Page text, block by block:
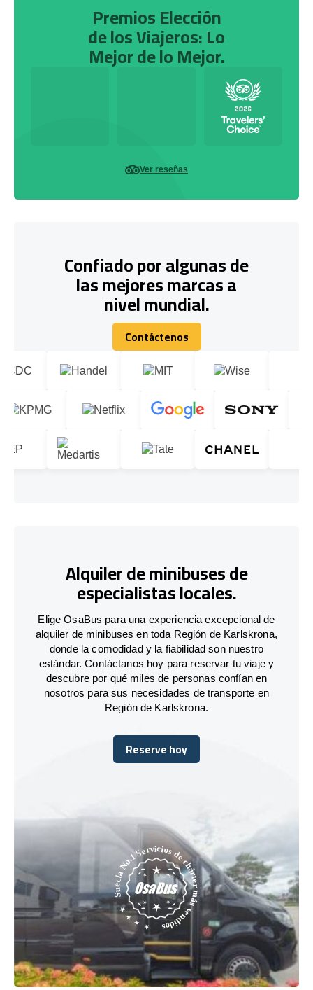
Premios Elección
de los Viajeros: Lo
Mejor de lo Mejor.
Ver reseñas
Confiado por algunas de
las mejores marcas a
nivel mundial.
Contáctenos
Contáctenos
Alquiler de minibuses de
especialistas locales.
Elige OsaBus para una experiencia excepcional de
alquiler de minibuses en toda Región de Karlskrona,
donde la comodidad y la fiabilidad son nuestro
estándar. Contáctanos hoy para reservar tu viaje y
descubre por qué miles de personas confían en
nosotros para sus necesidades de transporte en
Región de Karlskrona.
Reserve hoy
Reserve hoy